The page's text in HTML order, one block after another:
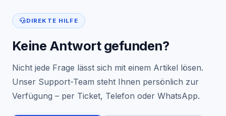
DIREKTE HILFE
Keine Antwort gefunden?
Nicht jede Frage lässt sich mit einem Artikel lösen.
Unser Support-Team steht Ihnen persönlich zur
Verfügung – per Ticket, Telefon oder WhatsApp.